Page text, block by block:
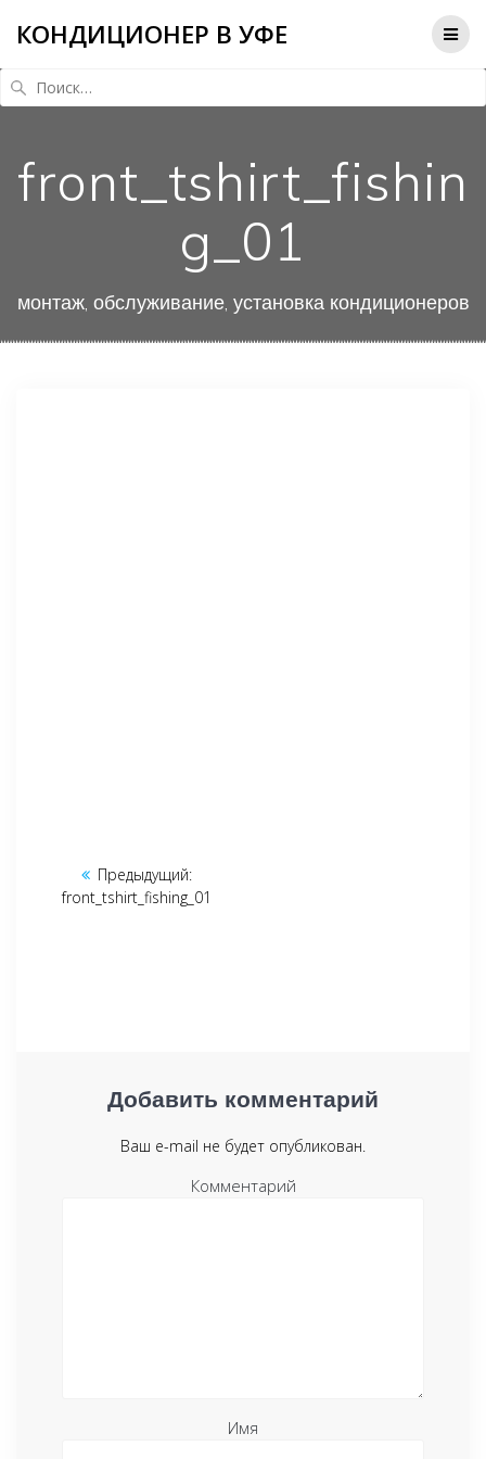
КОНДИЦИОНЕР В УФЕ
front_tshirt_fishin
g_01
монтаж, обслуживание, установка кондиционеров
Навигация
по
Предыдущий:
запись:
front_tshirt_fishing_01
Добавить комментарий
Ваш e-mail не будет опубликован.
Комментарий
Имя